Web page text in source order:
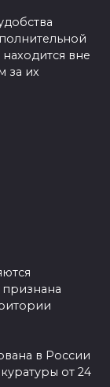
вне
за их
в России
от 24